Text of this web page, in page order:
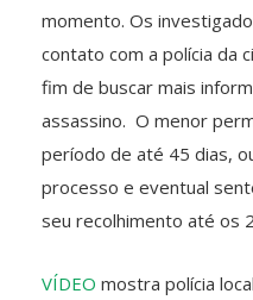
momento. Os
contato com a polícia da
fim de buscar mais
assassino. O menor
período de até 45 dias,
processo e eventual
seu recolhimento até os
VÍDEO mostra polícia